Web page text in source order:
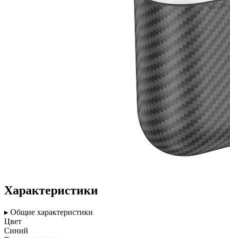
Характеристики
▸ Общие характеристики
Цвет
Синий